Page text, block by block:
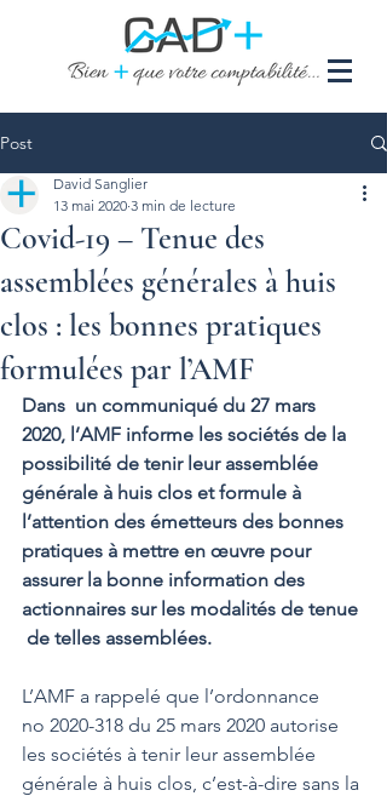
Post
Covid-19 – Tenue des
assemblées générales à huis
clos : les bonnes pratiques
formulées par l’AMF
David Sanglier
13 mai 2020 3 min de lecture
Dans  un communiqué du 27 mars
2020, l’AMF informe les sociétés de la
possibilité de tenir leur assemblée
générale à huis clos et formule à
l’attention des émetteurs des bonnes
pratiques à mettre en œuvre pour
assurer la bonne information des
actionnaires sur les modalités de tenue
de telles assemblées.
L’AMF a rappelé que l’ordonnance
no 2020-318 du 25 mars 2020 autorise
les sociétés à tenir leur assemblée
générale à huis clos, c’est-à-dire sans la